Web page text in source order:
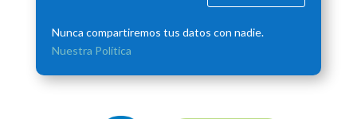
Nunca compartiremos tus datos con nadie.
Nuestra Política